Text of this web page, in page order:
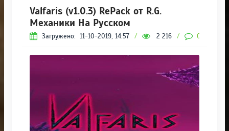
Valfaris (v1.0.3) RePack от R.G.
Механики На Русском
Загружено: 11-10-2019, 14:57 / 2 216 / 0